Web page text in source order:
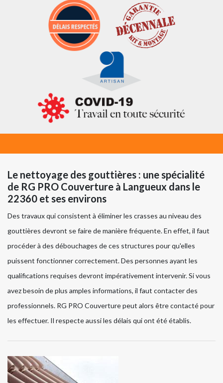
Le nettoyage des gouttières : une spécialité
de RG PRO Couverture à Langueux dans le
22360 et ses environs
Des travaux qui consistent à éliminer les crasses au niveau des
gouttières devront se faire de manière fréquente. En effet, il faut
procéder à des débouchages de ces structures pour qu'elles
puissent fonctionner correctement. Des personnes ayant les
qualifications requises devront impérativement intervenir. Si vous
avez besoin de plus amples informations, il faut contacter des
professionnels. RG PRO Couverture peut alors être contacté pour
les effectuer. Il respecte aussi les délais qui ont été établis.